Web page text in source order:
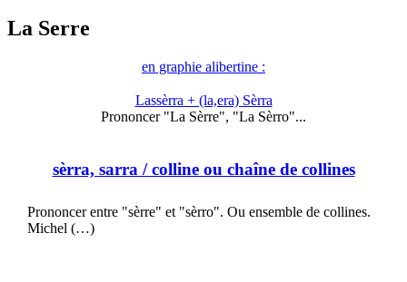
La Serre
en graphie alibertine :
Lassèrra + (la,era) Sèrra
Prononcer "La Sèrre", "La Sèrro"...
sèrra, sarra / colline ou chaîne de collines
Prononcer entre "sèrre" et "sèrro". Ou ensemble de collines.
Michel (…)